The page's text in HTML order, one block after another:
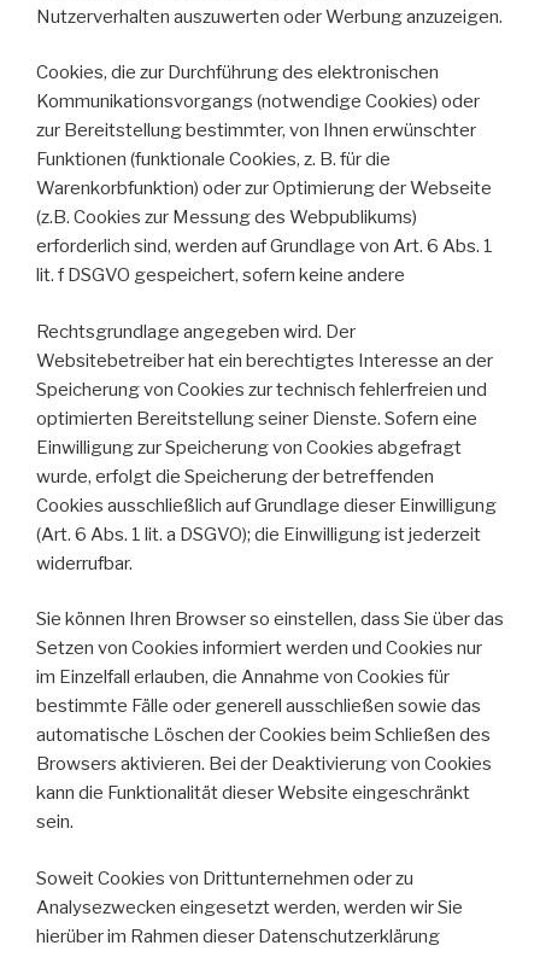
Nutzerverhalten auszuwerten oder Werbung anzuzeigen.
Cookies, die zur Durchführung des elektronischen
Kommunikationsvorgangs (notwendige Cookies) oder
zur Bereitstellung bestimmter, von Ihnen erwünschter
Funktionen (funktionale Cookies, z. B. für die
Warenkorbfunktion) oder zur Optimierung der Webseite
(z.B. Cookies zur Messung des Webpublikums)
erforderlich sind, werden auf Grundlage von Art. 6 Abs. 1
lit. f DSGVO gespeichert, sofern keine andere
Rechtsgrundlage angegeben wird. Der
Websitebetreiber hat ein berechtigtes Interesse an der
Speicherung von Cookies zur technisch fehlerfreien und
optimierten Bereitstellung seiner Dienste. Sofern eine
Einwilligung zur Speicherung von Cookies abgefragt
wurde, erfolgt die Speicherung der betreffenden
Cookies ausschließlich auf Grundlage dieser Einwilligung
(Art. 6 Abs. 1 lit. a DSGVO); die Einwilligung ist jederzeit
widerrufbar.
Sie können Ihren Browser so einstellen, dass Sie über das
Setzen von Cookies informiert werden und Cookies nur
im Einzelfall erlauben, die Annahme von Cookies für
bestimmte Fälle oder generell ausschließen sowie das
automatische Löschen der Cookies beim Schließen des
Browsers aktivieren. Bei der Deaktivierung von Cookies
kann die Funktionalität dieser Website eingeschränkt
sein.
Soweit Cookies von Drittunternehmen oder zu
Analysezwecken eingesetzt werden, werden wir Sie
hierüber im Rahmen dieser Datenschutzerklärung